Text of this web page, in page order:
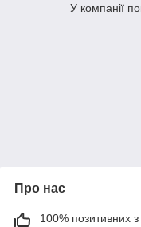
У компанії
Про нас
100% позитивних з